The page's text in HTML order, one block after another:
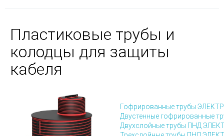
Пластиковые трубы и
колодцы для защиты
кабеля
Гофрированные трубы
Двустенные гофрированные
Двухслойные трубы ПНД